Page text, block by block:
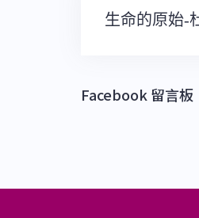
文
覽
生命的原始-
Facebook 留言板